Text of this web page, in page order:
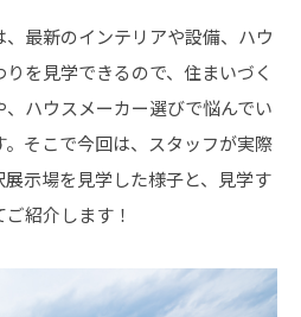
最新のインテリアや設備、ハウ
を見学できるので、住まいづく
ハウスメーカー選びで悩んでい
そこで今回は、スタッフが実際
示場を見学した様子と、見学す
紹介します！